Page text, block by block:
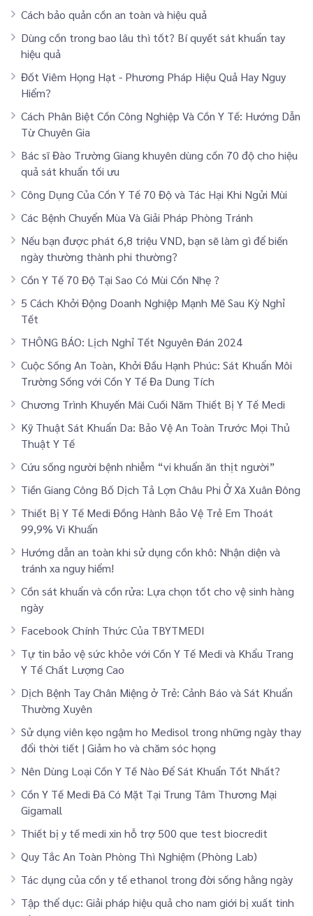
Cách bảo quản cồn an toàn và hiệu quả
Dùng cồn trong bao lâu thì tốt? Bí quyết sát khuẩn tay
hiệu quả
Đốt Viêm Họng Hạt - Phương Pháp Hiệu Quả Hay Nguy
Hiểm?
Cách Phân Biệt Cồn Công Nghiệp Và Cồn Y Tế: Hướng Dẫn
Từ Chuyên Gia
Bác sĩ Đào Trường Giang khuyên dùng cồn 70 độ cho hiệu
quả sát khuẩn tối ưu
Công Dụng Của Cồn Y Tế 70 Độ và Tác Hại Khi Ngửi Mùi
Các Bệnh Chuyển Mùa Và Giải Pháp Phòng Tránh
Nếu bạn được phát 6,8 triệu VND, bạn sẽ làm gì để biến
ngày thường thành phi thường?
Cồn Y Tế 70 Độ Tại Sao Có Mùi Cồn Nhẹ ?
5 Cách Khởi Động Doanh Nghiệp Mạnh Mẽ Sau Kỳ Nghỉ
Tết
THÔNG BÁO: Lịch Nghỉ Tết Nguyên Đán 2024
Cuộc Sống An Toàn, Khởi Đầu Hạnh Phúc: Sát Khuẩn Môi
Trường Sống với Cồn Y Tế Đa Dung Tích
Chương Trình Khuyến Mãi Cuối Năm Thiết Bị Y Tế Medi
Kỹ Thuật Sát Khuẩn Da: Bảo Vệ An Toàn Trước Mọi Thủ
Thuật Y Tế
Cứu sống người bệnh nhiễm “vi khuẩn ăn thịt người”
Tiền Giang Công Bố Dịch Tả Lợn Châu Phi Ở Xã Xuân Đông
Thiết Bị Y Tế Medi Đồng Hành Bảo Vệ Trẻ Em Thoát
99,9% Vi Khuẩn
Hướng dẫn an toàn khi sử dụng cồn khô: Nhận diện và
tránh xa nguy hiểm!
Cồn sát khuẩn và cồn rửa: Lựa chọn tốt cho vệ sinh hàng
ngày
Facebook Chính Thức Của TBYTMEDI
Tự tin bảo vệ sức khỏe với Cồn Y Tế Medi và Khẩu Trang
Y Tế Chất Lượng Cao
Dịch Bệnh Tay Chân Miệng ở Trẻ: Cảnh Báo và Sát Khuẩn
Thường Xuyên
Sử dụng viên kẹo ngậm ho Medisol trong những ngày thay
đổi thời tiết | Giảm ho và chăm sóc họng
Nên Dùng Loại Cồn Y Tế Nào Để Sát Khuẩn Tốt Nhất?
Cồn Y Tế Medi Đã Có Mặt Tại Trung Tâm Thương Mại
Gigamall
Thiết bị y tế medi xin hỗ trợ 500 que test biocredit
Quy Tắc An Toàn Phòng Thì Nghiệm (Phòng Lab)
Tác dụng của cồn y tế ethanol trong đời sống hằng ngày
Tập thể dục: Giải pháp hiệu quả cho nam giới bị xuất tinh